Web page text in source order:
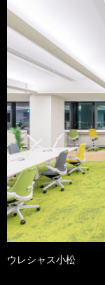
ウレシャス小松